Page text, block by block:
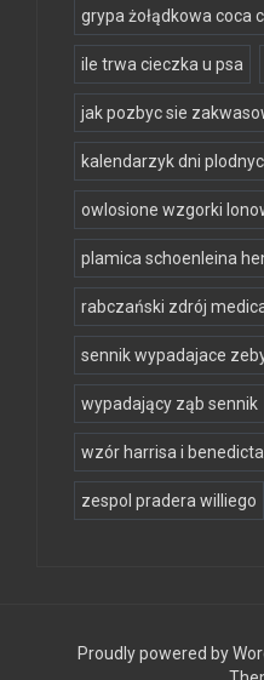
grypa żołądkowa coca
ile trwa cieczka u psa
jak pozbyc sie
kalendarzyk dni
owlosione wzgorki
plamica schoenleina
rabczański zdrój
sennik wypadajace
wypadający ząb sennik
wzór harrisa i benedicta
zespol pradera williego
Proudly powered by